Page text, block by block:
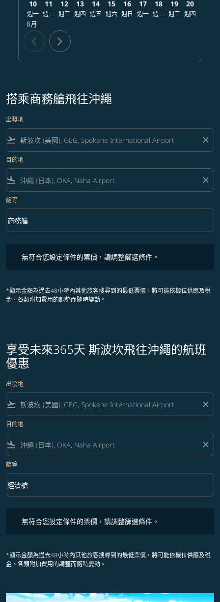
10
週一
8月
11
週二
12
週三
13
週四
14
週五
15
週六
16
週日
17
週一
18
週二
19
週三
20
週四
chevron_left chevron_right
搭乘商務艙飛往沖繩
出發地
flight_takeoff close
目的地
flight_land close
艙等
艙等 option 商務艙 Selected
商務艙
keyboard_arrow_down
無符合您設定條件的票價，請調整篩選條件。
*顯示金額為過去48小時內其他旅客搜尋到的最低票價，將可能依機位供應及稅
金、各類附加費用的調整而隨時變動。
享受未來365天 斯波坎飛往沖繩的航班
優惠
出發地
flight_takeoff close
目的地
flight_land close
艙等
艙等 option 經濟艙 Selected
經濟艙
keyboard_arrow_down
無符合您設定條件的票價，請調整篩選條件。
*顯示金額為過去48小時內其他旅客搜尋到的最低票價，將可能依機位供應及稅
金、各類附加費用的調整而隨時變動。